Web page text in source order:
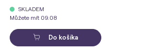
SKLADEM
Můžete mít 09.08
Do košíka